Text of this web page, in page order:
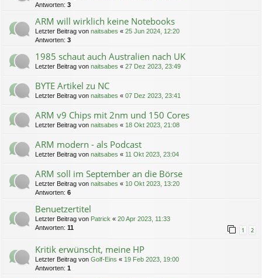
Antworten: 3
ARM will wirklich keine Notebooks
Letzter Beitrag von naitsabes « 25 Jun 2024, 12:20
Antworten: 3
1985 schaut auch Australien nach UK
Letzter Beitrag von naitsabes « 27 Dez 2023, 23:49
BYTE Artikel zu NC
Letzter Beitrag von naitsabes « 07 Dez 2023, 23:41
ARM v9 Chips mit 2nm und 150 Cores
Letzter Beitrag von naitsabes « 18 Okt 2023, 21:08
ARM modern - als Podcast
Letzter Beitrag von naitsabes « 11 Okt 2023, 23:04
ARM soll im September an die Börse
Letzter Beitrag von naitsabes « 10 Okt 2023, 13:20
Antworten: 6
Benuetzertitel
Letzter Beitrag von Patrick « 20 Apr 2023, 11:33
Antworten: 11 1 2
Kritik erwünscht, meine HP
Letzter Beitrag von Golf-Eins « 19 Feb 2023, 19:00
Antworten: 1